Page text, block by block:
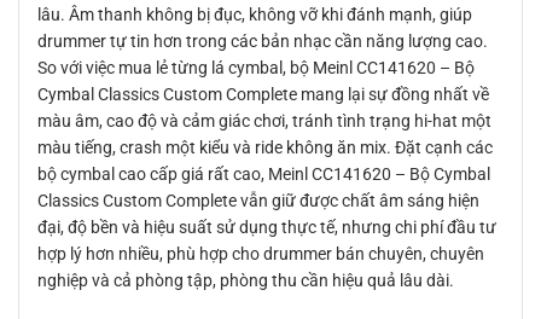
lâu. Âm thanh không bị đục, không vỡ khi đánh mạnh, giúp
drummer tự tin hơn trong các bản nhạc cần năng lượng cao.
So với việc mua lẻ từng lá cymbal, bộ Meinl CC141620 – Bộ
Cymbal Classics Custom Complete mang lại sự đồng nhất về
màu âm, cao độ và cảm giác chơi, tránh tình trạng hi-hat một
màu tiếng, crash một kiểu và ride không ăn mix. Đặt cạnh các
bộ cymbal cao cấp giá rất cao, Meinl CC141620 – Bộ Cymbal
Classics Custom Complete vẫn giữ được chất âm sáng hiện
đại, độ bền và hiệu suất sử dụng thực tế, nhưng chi phí đầu tư
hợp lý hơn nhiều, phù hợp cho drummer bán chuyên, chuyên
nghiệp và cả phòng tập, phòng thu cần hiệu quả lâu dài.